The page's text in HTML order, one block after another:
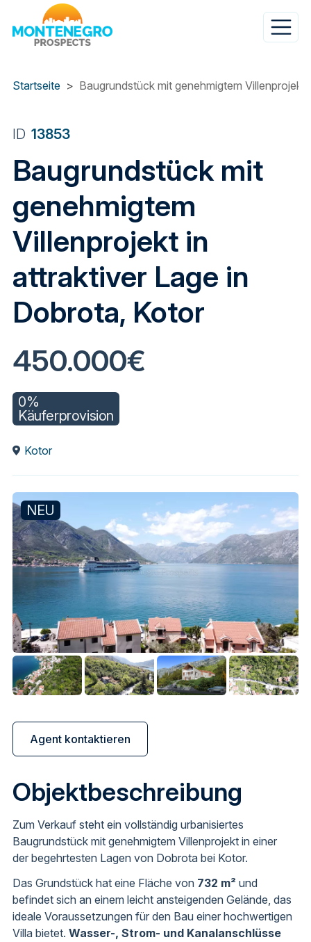
zum
Startseite Baugrundstück mit genehmigtem
NEU
ID 13853
Baugrundstück mit
genehmigtem
Villenprojekt in
attraktiver Lage in
Dobrota, Kotor
450.000€
0%
Käuferprovision
Kotor
Agent kontaktieren
Objektbeschreibung
Zum Verkauf steht ein vollständig urbanisiertes
Baugrundstück mit genehmigtem Villenprojekt in einer
der begehrtesten Lagen von Dobrota bei Kotor.
Das Grundstück hat eine Fläche von 732 m² und
befindet sich an einem leicht ansteigenden Gelände, das
ideale Voraussetzungen für den Bau einer hochwertigen
Villa bietet. Wasser-, Strom- und Kanalanschlüsse